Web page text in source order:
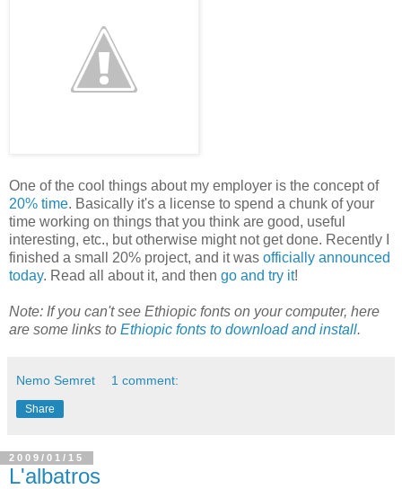
One of the cool things about my employer is the concept of
20% time. Basically it's a license to spend a chunk of your
time working on things that you think are good, useful
interesting, etc., but otherwise might not get done. Recently I
finished a small 20% project, and it was officially announced
today. Read all about it, and then go and try it!
Note: If you can't see Ethiopic fonts on your computer, here
are some links to Ethiopic fonts to download and install.
Nemo Semret 1 comment:
Share
2009/01/15
L'albatros